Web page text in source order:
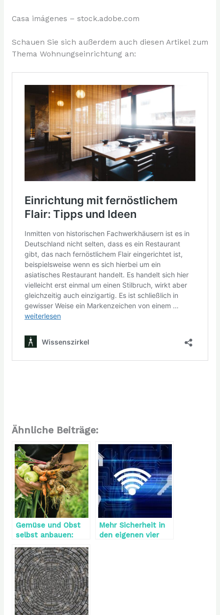
Casa imágenes – stock.adobe.com
Schauen Sie sich außerdem auch diesen Artikel zum
Thema Wohnungseinrichtung an:
Ähnliche Beiträge:
Gemüse und Obst
selbst anbauen:
Mehr Sicherheit in
den eigenen vier